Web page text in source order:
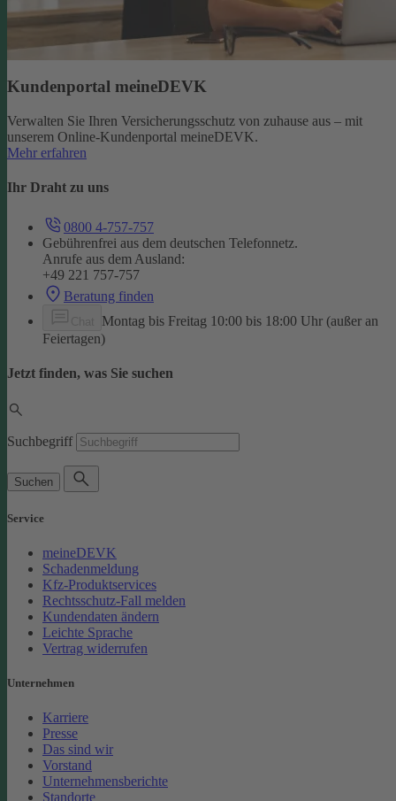
Kundenportal meineDEVK
Verwalten Sie Ihren Versicherungsschutz von zuhause aus – mit
unserem Online-Kundenportal meineDEVK.
Mehr erfahren
Ihr Draht zu uns
0800 4-757-757
Gebührenfrei aus dem deutschen Telefonnetz.
Anrufe aus dem Ausland:
+49 221 757-757
Beratung finden
Montag bis Freitag 10:00 bis 18:00 Uhr (außer an
Feiertagen)
Jetzt finden, was Sie suchen
Suchbegriff
Suchen
Service
meineDEVK
Schadenmeldung
Kfz-Produktservices
Rechtsschutz-Fall melden
Kundendaten ändern
Leichte Sprache
Vertrag widerrufen
Unternehmen
Karriere
Presse
Das sind wir
Vorstand
Unternehmensberichte
Standorte